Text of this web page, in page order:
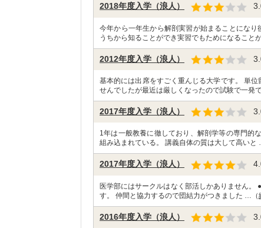
2018年度入学（浪人）
今年から一年生から解剖実習が始まることにな
うちから知ることができ実習でもためになること
2012年度入学（浪人）
基本的には出席をすごく重んじる大学です。 単
せんでしたが最近は厳しくなったので試験で一発
2017年度入学（浪人）
1年は一般教養に徹しており、解剖学等の専門的
組み込まれている。 講義自体の質は大して高いと
2017年度入学（浪人）
医学部にはサークルはなく部活しかありません。
す。 仲間と協力するので団結力がつきました …（
2016年度入学（浪人）